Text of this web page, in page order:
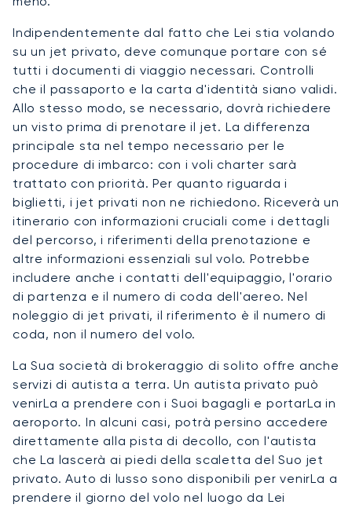
Indipendentemente dal fatto che Lei stia volando
su un jet privato, deve comunque portare con sé
tutti i documenti di viaggio necessari. Controlli
che il passaporto e la carta d'identità siano validi.
Allo stesso modo, se necessario, dovrà richiedere
un visto prima di prenotare il jet. La differenza
principale sta nel tempo necessario per le
procedure di imbarco: con i voli charter sarà
trattato con priorità. Per quanto riguarda i
biglietti, i jet privati non ne richiedono. Riceverà un
itinerario con informazioni cruciali come i dettagli
del percorso, i riferimenti della prenotazione e
altre informazioni essenziali sul volo. Potrebbe
includere anche i contatti dell'equipaggio, l'orario
di partenza e il numero di coda dell'aereo. Nel
noleggio di jet privati, il riferimento è il numero di
coda, non il numero del volo.
La Sua società di brokeraggio di solito offre anche
servizi di autista a terra. Un autista privato può
venirLa a prendere con i Suoi bagagli e portarLa in
aeroporto. In alcuni casi, potrà persino accedere
direttamente alla pista di decollo, con l'autista
che La lascerà ai piedi della scaletta del Suo jet
privato. Auto di lusso sono disponibili per venirLa a
prendere il giorno del volo nel luogo da Lei